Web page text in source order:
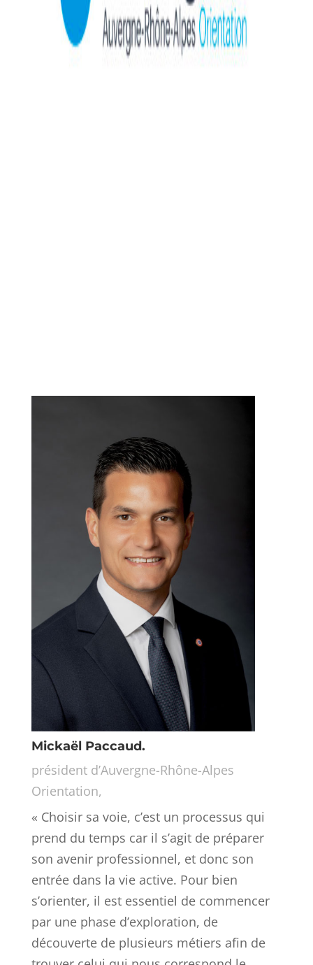
Mickaël Paccaud.
président d’Auvergne-Rhône-Alpes
Orientation,
« Choisir sa voie, c’est un processus qui
prend du temps car il s’agit de préparer
son avenir professionnel, et donc son
entrée dans la vie active. Pour bien
s’orienter, il est essentiel de commencer
par une phase d’exploration, de
découverte de plusieurs métiers afin de